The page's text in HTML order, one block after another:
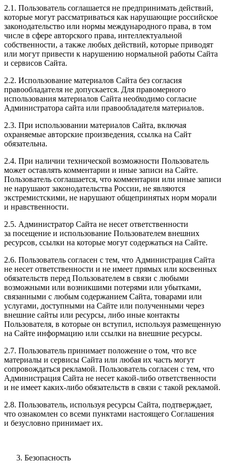
2.1. Пользователь соглашается не предпринимать действий,
которые могут рассматриваться как нарушающие российское
законодательство или нормы международного права, в том
числе в сфере авторского права, интеллектуальной
собственности, а также любых действий, которые приводят
или могут привести к нарушению нормальной работы Сайта
и сервисов Сайта.
2.2. Использование материалов Сайта без согласия
правообладателя не допускается. Для правомерного
использования материалов Сайта необходимо согласие
Администратора сайта или правообладателя материалов.
2.3. При использовании материалов Сайта, включая
охраняемые авторские произведения, ссылка на Сайт
обязательна.
2.4. При наличии технической возможности Пользователь
может оставлять комментарии и иные записи на Сайте.
Пользователь соглашается, что комментарии или иные записи
не нарушают законодательства России, не являются
экстремистскими, не нарушают общепринятых норм морали
и нравственности.
2.5. Администратор Сайта не несет ответственности
за посещение и использование Пользователем внешних
ресурсов, ссылки на которые могут содержаться на Сайте.
2.6. Пользователь согласен с тем, что Администрация Сайта
не несет ответственности и не имеет прямых или косвенных
обязательств перед Пользователем в связи с любыми
возможными или возникшими потерями или убытками,
связанными с любым содержанием Сайта, товарами или
услугами, доступными на Сайте или полученными через
внешние сайты или ресурсы, либо иные контакты
Пользователя, в которые он вступил, используя размещенную
на Сайте информацию или ссылки на внешние ресурсы.
2.7. Пользователь принимает положение о том, что все
материалы и сервисы Сайта или любая их часть могут
сопровождаться рекламой. Пользователь согласен с тем, что
Администрация Сайта не несет какой-либо ответственности
и не имеет каких-либо обязательств в связи с такой рекламой.
2.8. Пользователь, используя ресурсы Сайта, подтверждает,
что ознакомлен со всеми пунктами настоящего Соглашения
и безусловно принимает их.
Безопасность